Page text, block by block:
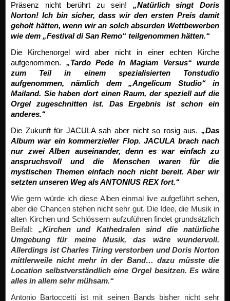
Präsenz nicht berührt zu sein! „Natürlich singt Doris
Norton! Ich bin sicher, dass wir den ersten Preis damit
geholt hätten, wenn wir an solch absurden Wettbewerben
wie dem „Festival di San Remo“ teilgenommen hätten.“
Die Kirchenorgel wird aber nicht in einer echten Kirche
aufgenommen. „Tardo Pede In Magiam Versus“ wurde
zum Teil in einem spezialisierten Tonstudio
aufgenommen, nämlich dem „Angelicum Studio“ in
Mailand. Sie haben dort einen Raum, der speziell auf die
Orgel zugeschnitten ist. Das Ergebnis ist schon ein
anderes.“
Die Zukunft für JACULA sah aber nicht so rosig aus. „Das
Album war ein kommerzieller Flop. JACULA brach nach
nur zwei Alben auseinander, denn es war einfach zu
anspruchsvoll und die Menschen waren für die
mystischen Themen einfach noch nicht bereit. Aber wir
setzten unseren Weg als ANTONIUS REX fort.“
Wie gern würde ich diese Alben einmal live aufgeführt sehen,
aber die Chancen stehen nicht sehr gut. Die Idee, die Musik in
alten Kirchen und Schlössern aufzuführen findet grundsätzlich
Beifall:„Kirchen und Kathedralen sind die natürliche
Umgebung für meine Musik, das wäre wundervoll.
Allerdings ist Charles Tiring verstorben und Doris Norton
mittlerweile nicht mehr in der Band… dazu müsste die
Location selbstverständlich eine Orgel besitzen. Es wäre
alles in allem sehr mühsam.“
Antonio Bartoccetti ist mit seinen Bands bisher nicht sehr